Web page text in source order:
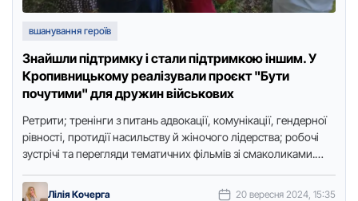
вшанування героїв
Знайшли підтримку і стали підтримкою іншим. У
Кропивницькому реалізували проєкт "Бути
почутими" для дружин військових
Ретрити; тренінги з питань адвокації, комунікації, гендерної
рівності, протидії насильству й жіночого лідерства; робочі
зустрічі та перегляди тематичних фільмів зі смаколиками.
Лілія Кочерга 20 вересня 2024, 15:35